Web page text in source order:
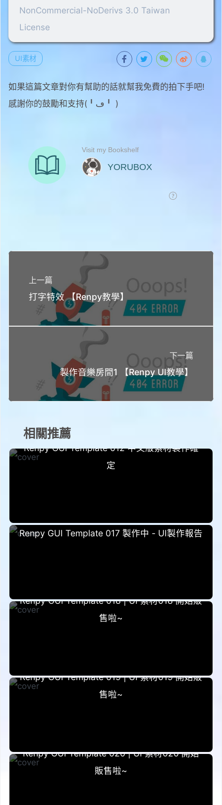
NonCommercial-NoDerivs 3.0 Taiwan
License
UI素材
如果這篇文章對你有幫助的話就幫我免費的拍下手吧!
感謝你的鼓勵和支持(╹ڡ╹ )
上一篇
打字特效 【Renpy教學】
下一篇
製作音樂房間1 【Renpy UI教學】
相關推薦
Renpy GUI Template 012 中文版素材製作確
定
Renpy GUI Template 017 製作中 - UI製作報告
Renpy GUI Template 018 | UI 素材018 開始販
售啦~
Renpy GUI Template 019 | UI 素材019 開始販
售啦~
Renpy GUI Template 020 | UI 素材020 開始
販售啦~